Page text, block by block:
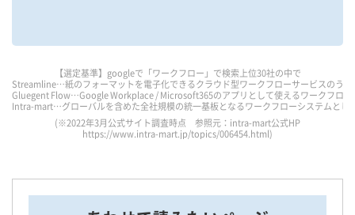
【選定基準】googleで「ワークフロー」で検索上位30社の中で
Streamline…紙のフォーマットを電子化できるクラウド型ワークフローサービスのう
Gluegent Flow…Google Workplace / Microsoft365のアプリとして使えるワークフロー
Intra-mart…グローバルを含めた全社規模の統一基板となるワークフローシステムと
(※2022年3月公式サイト調査時点 参照元：intra-mart公式HP
https://www.intra-mart.jp/topics/006454.html)